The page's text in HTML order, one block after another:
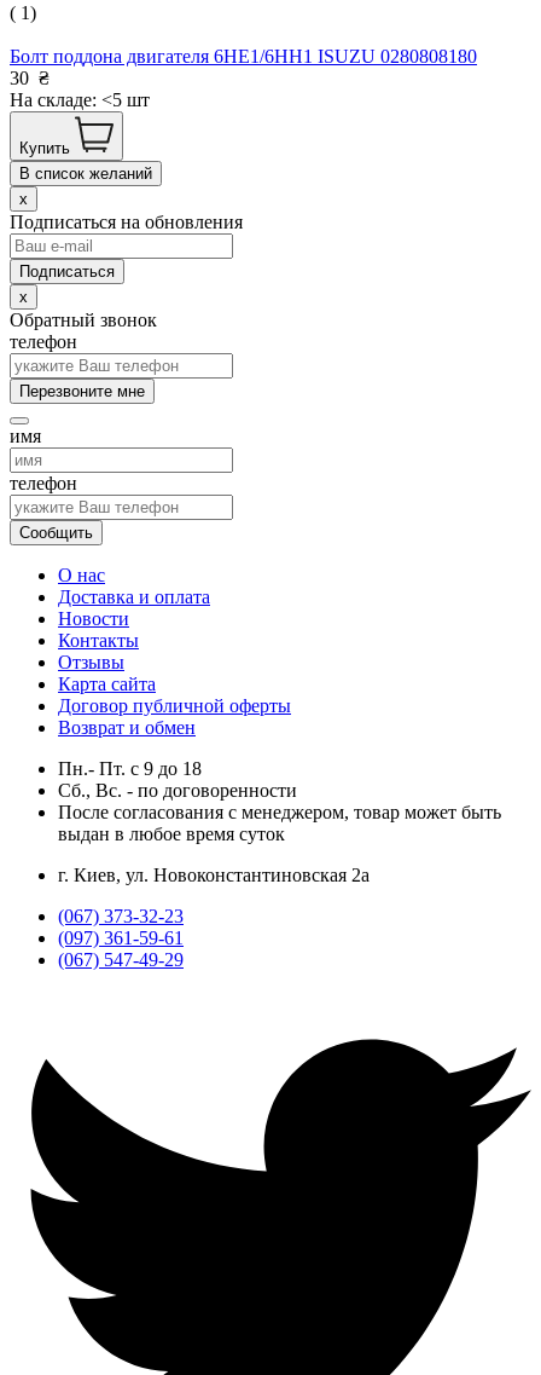
( 1)
Болт поддона двигателя 6HE1/6HH1 ISUZU 0280808180
30 ₴
На складе: <5 шт
Купить
В список желаний
x
Подписаться на обновления
x
Обратный звонок
телефон
Перезвоните мне
имя
телефон
Сообщить
О нас
Доставка и оплата
Новости
Контакты
Отзывы
Карта сайта
Договор публичной оферты
Возврат и обмен
Пн.- Пт. с 9 до 18
Сб., Вс. - по договоренности
После согласования с менеджером, товар может быть
выдан в любое время суток
г. Киев, ул. Новоконстантиновская 2а
(067) 373-32-23
(097) 361-59-61
(067) 547-49-29